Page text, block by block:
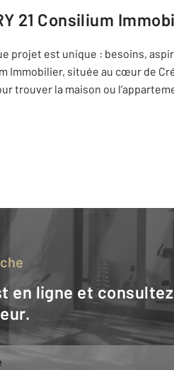
21 Consilium
projet est unique : besoins,
Immobilier, située au cœur de
trouver la maison ou